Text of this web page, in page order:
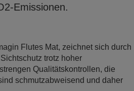
Emissionen.
Flutes Mat, zeichnet sich durch
trotz hoher
Qualitätskontrollen, die
schmutzabweisend und daher